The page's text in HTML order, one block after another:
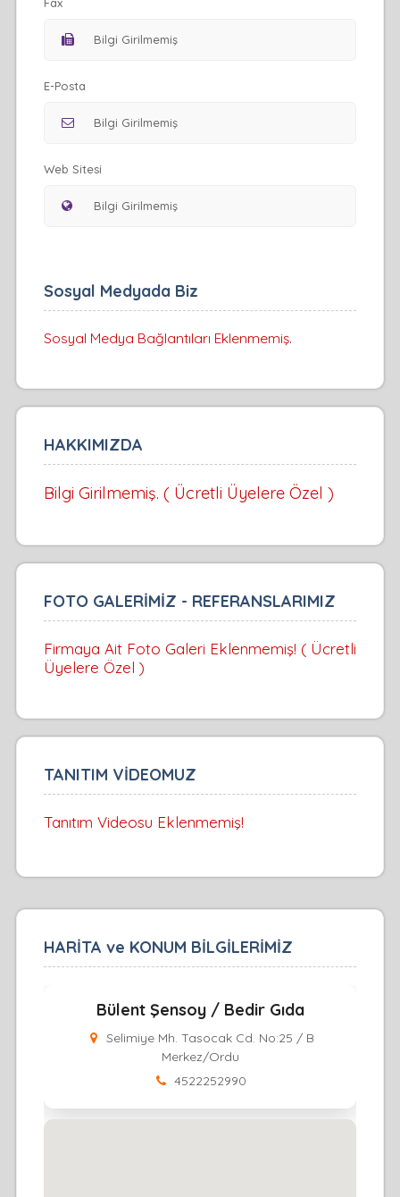
Fax
E-Posta
Web Sitesi
Sosyal Medyada Biz
Sosyal Medya Bağlantıları Eklenmemiş.
HAKKIMIZDA
Bilgi Girilmemiş. ( Ücretli Üyelere Özel )
FOTO GALERİMİZ - REFERANSLARIMIZ
Firmaya Ait Foto Galeri Eklenmemiş! ( Ücretli
Üyelere Özel )
TANITIM VİDEOMUZ
Tanıtım Videosu Eklenmemiş!
HARİTA ve KONUM BİLGİLERİMİZ
Bülent Şensoy / Bedir Gıda
Selimiye Mh. Tasocak Cd. No:25 / B
Merkez/Ordu
4522252990